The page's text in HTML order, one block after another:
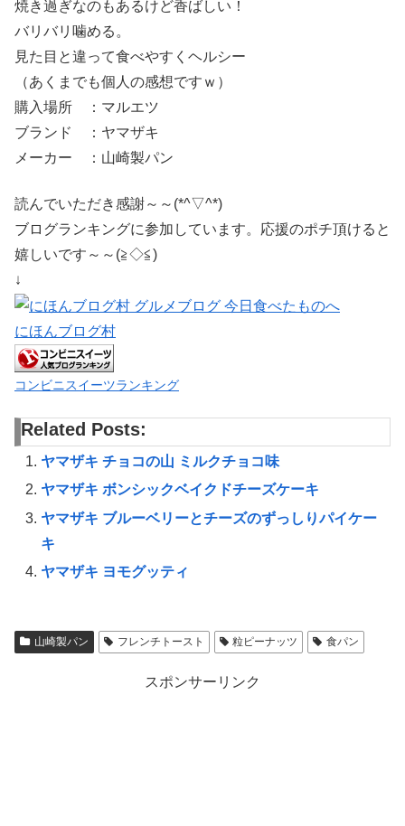
焼き過ぎなのもあるけど香ばしい！
バリバリ噛める。
見た目と違って食べやすくヘルシー
（あくまでも個人の感想ですｗ）
購入場所 ：マルエツ
ブランド ：ヤマザキ
メーカー ：山崎製パン
読んでいただき感謝～～(*^▽^*)
ブログランキングに参加しています。応援のポチ頂けると
嬉しいです～～(≧◇≦)
↓
にほんブログ村
コンビニスイーツランキング
Related Posts:
ヤマザキ チョコの山 ミルクチョコ味
ヤマザキ ボンシックベイクドチーズケーキ
ヤマザキ ブルーベリーとチーズのずっしりパイケー
キ
ヤマザキ ヨモグッティ
山崎製パン フレンチトースト 粒ピーナッツ 食パン
スポンサーリンク